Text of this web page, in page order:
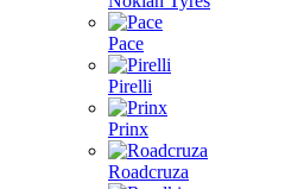
Pace
Pirelli
Prinx
Roadcruza